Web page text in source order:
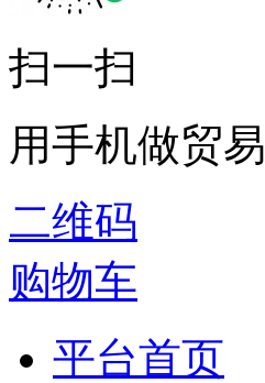
扫一扫
用手机做贸易
二维码
购物车
平台首页